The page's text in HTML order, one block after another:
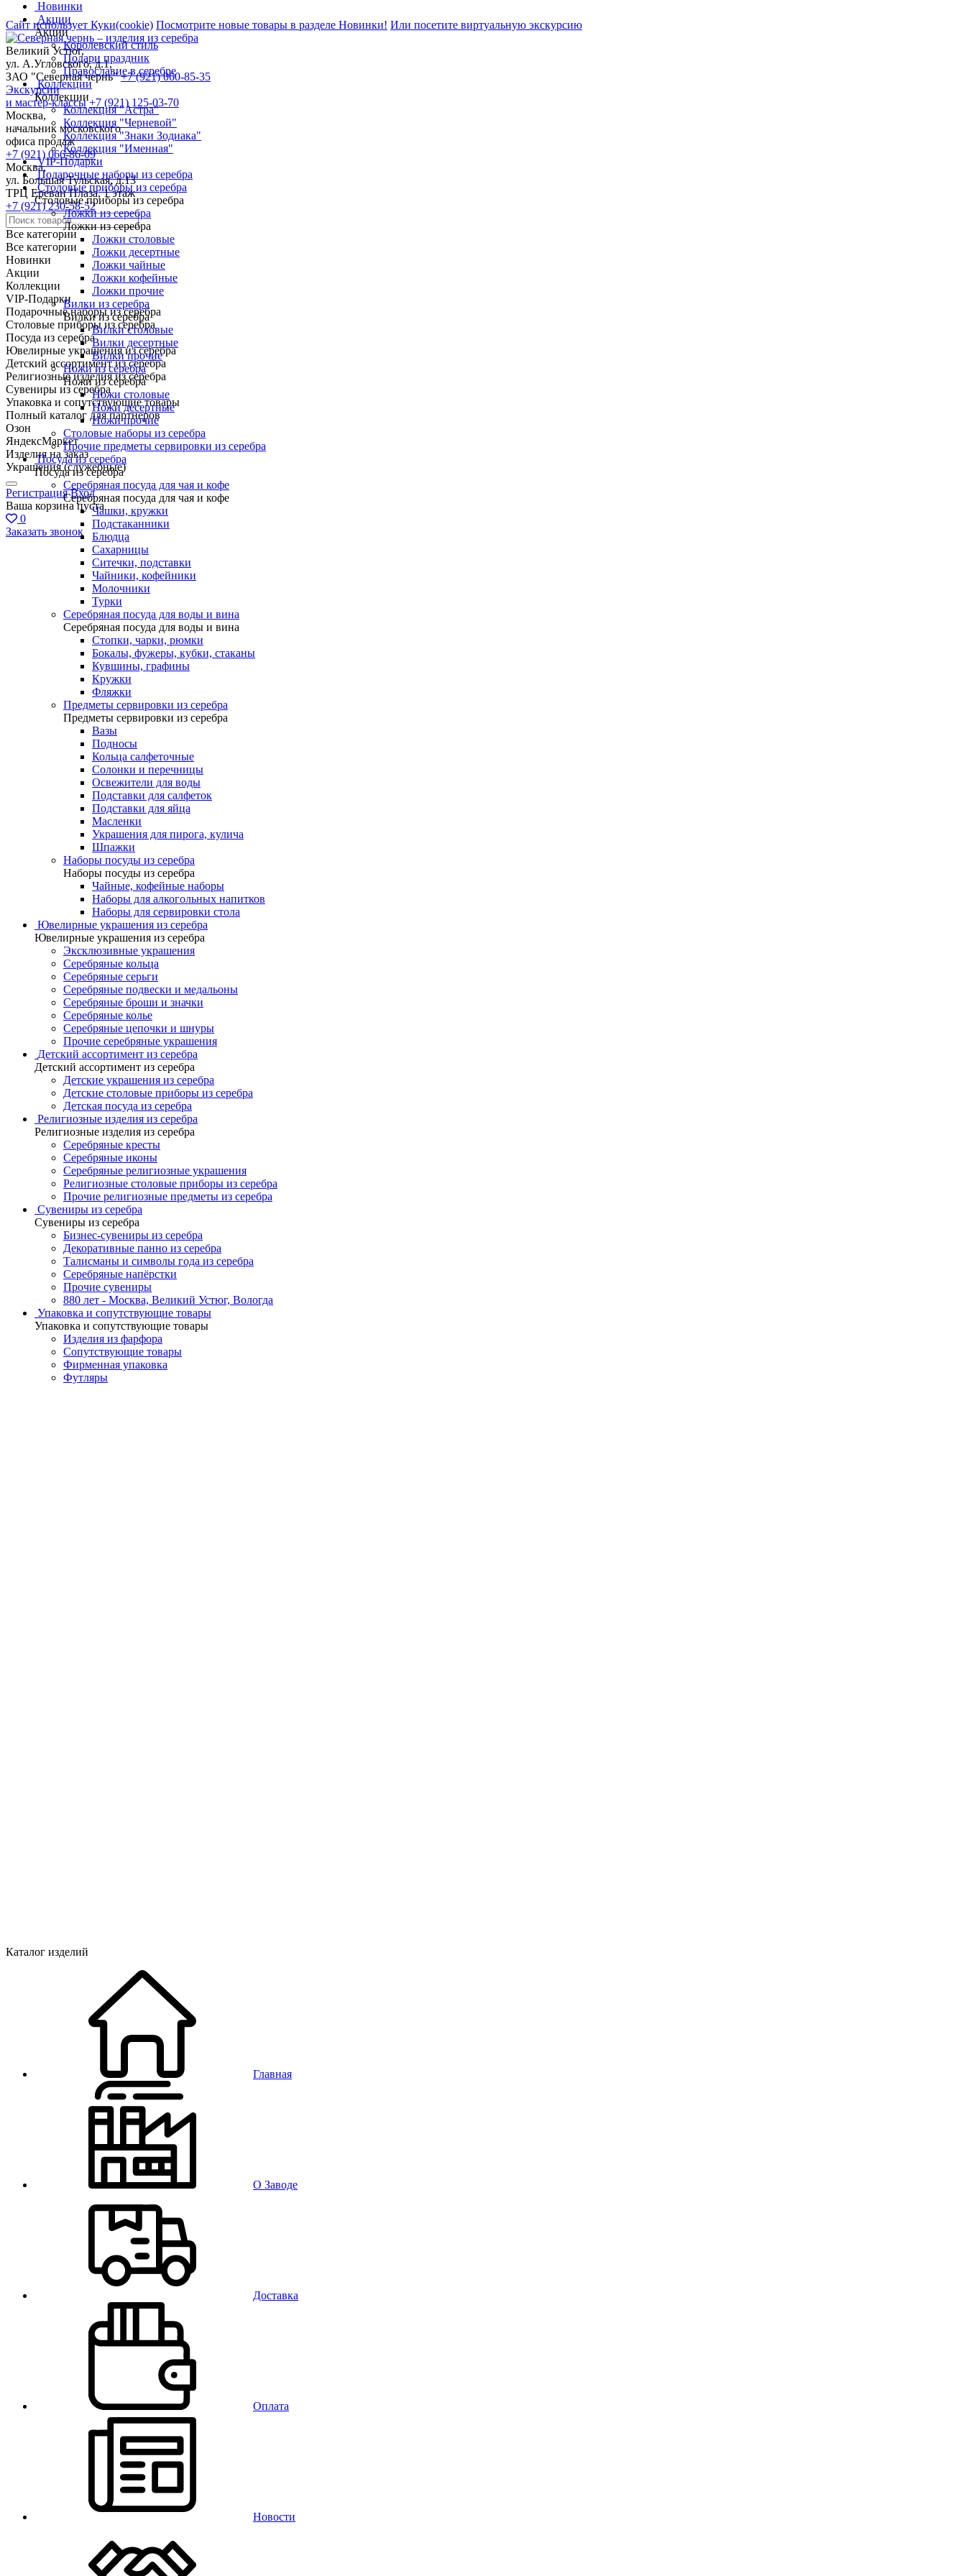
Сайт использует Куки(cookie) Посмотрите новые товары в разделе Новинки! Или посетите виртуальную экскурсию
Великий Устюг,
ул. А.Угловского, д.1,
ЗАО "Северная чернь"+7 (921) 060-85-35
Экскурсии
и мастер-классы +7 (921) 125-03-70
Москва,
начальник московского
офиса продаж
+7 (921) 066-86-09
Москва,
ул. Большая Тульская, д.13
ТРЦ Ереван Плаза, 1 этаж
+7 (921) 230-58-52
Все категории
Все категории
Новинки
Акции
Коллекции
VIP-Подарки
Подарочные наборы из серебра
Столовые приборы из серебра
Посуда из серебра
Ювелирные украшения из серебра
Детский ассортимент из серебра
Религиозные изделия из серебра
Сувениры из серебра
Упаковка и сопутствующие товары
Полный каталог для партнеров
Озон
ЯндексМаркет
Изделия на заказ
Украшения (служебные)
Регистрация Вход
Ваша корзина пуста
0
Заказать звонок
Новинки
Акции
Акции
Королевский стиль
Подари праздник
Православие в серебре
Коллекции
Коллекции
Коллекция "Астра"
Коллекция "Черневой"
Коллекция "Знаки Зодиака"
Коллекция "Именная"
VIP-Подарки
Подарочные наборы из серебра
Столовые приборы из серебра
Столовые приборы из серебра
Ложки из серебра
Ложки из серебра
Ложки столовые
Ложки десертные
Ложки чайные
Ложки кофейные
Ложки прочие
Вилки из серебра
Вилки из серебра
Вилки столовые
Вилки десертные
Вилки прочие
Ножи из серебра
Ножи из серебра
Ножи столовые
Ножи десертные
Ножи прочие
Столовые наборы из серебра
Прочие предметы сервировки из серебра
Посуда из серебра
Посуда из серебра
Серебряная посуда для чая и кофе
Серебряная посуда для чая и кофе
Чашки, кружки
Подстаканники
Блюдца
Сахарницы
Ситечки, подставки
Чайники, кофейники
Молочники
Турки
Серебряная посуда для воды и вина
Серебряная посуда для воды и вина
Стопки, чарки, рюмки
Бокалы, фужеры, кубки, стаканы
Кувшины, графины
Кружки
Фляжки
Предметы сервировки из серебра
Предметы сервировки из серебра
Вазы
Подносы
Кольца салфеточные
Солонки и перечницы
Освежители для воды
Подставки для салфеток
Подставки для яйца
Масленки
Украшения для пирога, кулича
Шпажки
Наборы посуды из серебра
Наборы посуды из серебра
Чайные, кофейные наборы
Наборы для алкогольных напитков
Наборы для сервировки стола
Ювелирные украшения из серебра
Ювелирные украшения из серебра
Эксклюзивные украшения
Серебряные кольца
Серебряные серьги
Серебряные подвески и медальоны
Серебряные броши и значки
Серебряные колье
Серебряные цепочки и шнуры
Прочие серебряные украшения
Детский ассортимент из серебра
Детский ассортимент из серебра
Детские украшения из серебра
Детские столовые приборы из серебра
Детская посуда из серебра
Религиозные изделия из серебра
Религиозные изделия из серебра
Серебряные кресты
Серебряные иконы
Серебряные религиозные украшения
Религиозные столовые приборы из серебра
Прочие религиозные предметы из серебра
Сувениры из серебра
Сувениры из серебра
Бизнес-сувениры из серебра
Декоративные панно из серебра
Талисманы и символы года из серебра
Серебряные напёрстки
Прочие сувениры
880 лет - Москва, Великий Устюг, Вологда
Упаковка и сопутствующие товары
Упаковка и сопутствующие товары
Изделия из фарфора
Сопутствующие товары
Фирменная упаковка
Футляры
Каталог изделий
Главная
О Заводе
Доставка
Оплата
Новости